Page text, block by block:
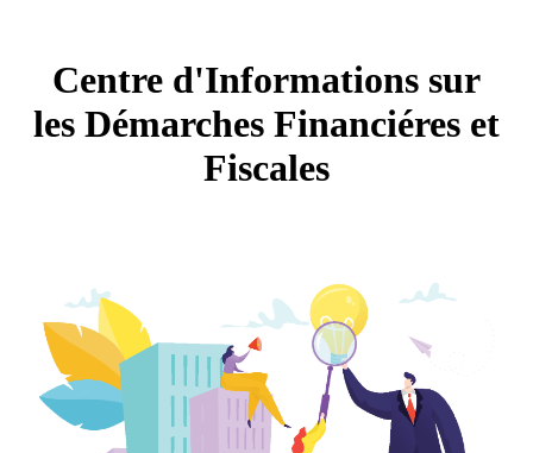
Centre d'Informations sur
les Démarches Financiéres et
Fiscales